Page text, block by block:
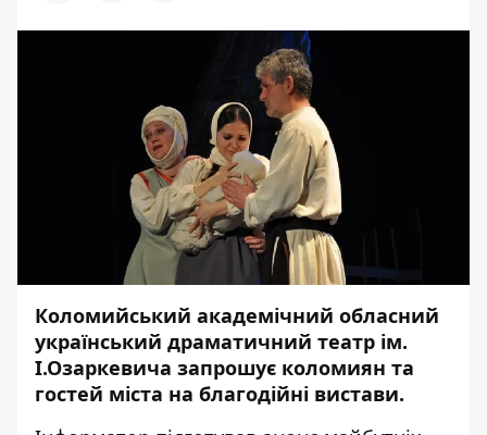
Коломийський академічний обласний
український драматичний театр ім.
І.Озаркевича запрошує коломиян та
гостей міста на благодійні вистави.